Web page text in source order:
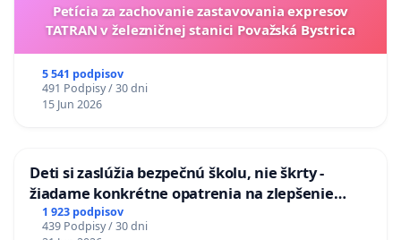
Petícia za zachovanie zastavovania expresov
TATRAN v železničnej stanici Považská Bystrica
5 541 podpisov
491 Podpisy / 30 dni
15 Jun 2026
Deti si zaslúžia bezpečnú školu, nie škrty -
žiadame konkrétne opatrenia na zlepšenie
situácie v školstve
1 923 podpisov
439 Podpisy / 30 dni